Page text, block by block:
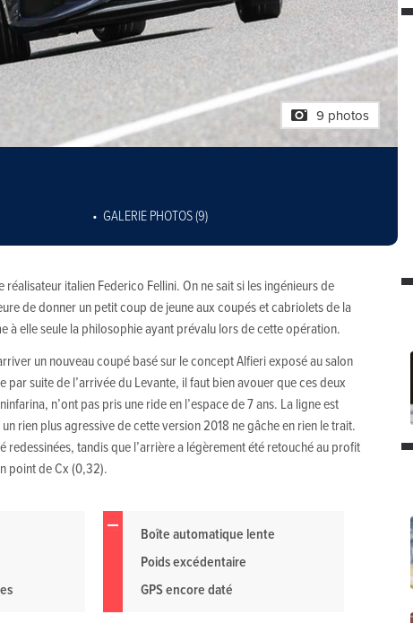
9 photos
GALERIE PHOTOS (9)
réalisateur italien Federico Fellini. On ne sait si les ingénieurs de
de donner un petit coup de jeune aux coupés et cabriolets de la
à elle seule la philosophie ayant prévalu lors de cette opération.
un nouveau coupé basé sur le concept Alfieri exposé au salon
par suite de l’arrivée du Levante, il faut bien avouer que ces deux
n’ont pas pris une ride en l’espace de 7 ans. La ligne est
rien plus agressive de cette version 2018 ne gâche en rien le trait.
redessinées, tandis que l’arrière a légèrement été retouché au profit
point de Cx (0,32).
Boîte automatique lente
Poids excédentaire
GPS encore daté